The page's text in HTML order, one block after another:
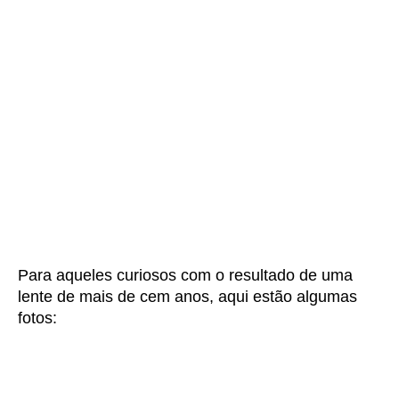
Para aqueles curiosos com o resultado de uma
lente de mais de cem anos, aqui estão algumas
fotos: